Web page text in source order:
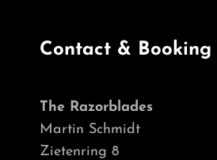
Contact & Booking
The Razorblades
Martin Schmidt
Zietenring 8